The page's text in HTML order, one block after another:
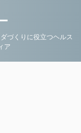
づくりに役立つヘルス
ア